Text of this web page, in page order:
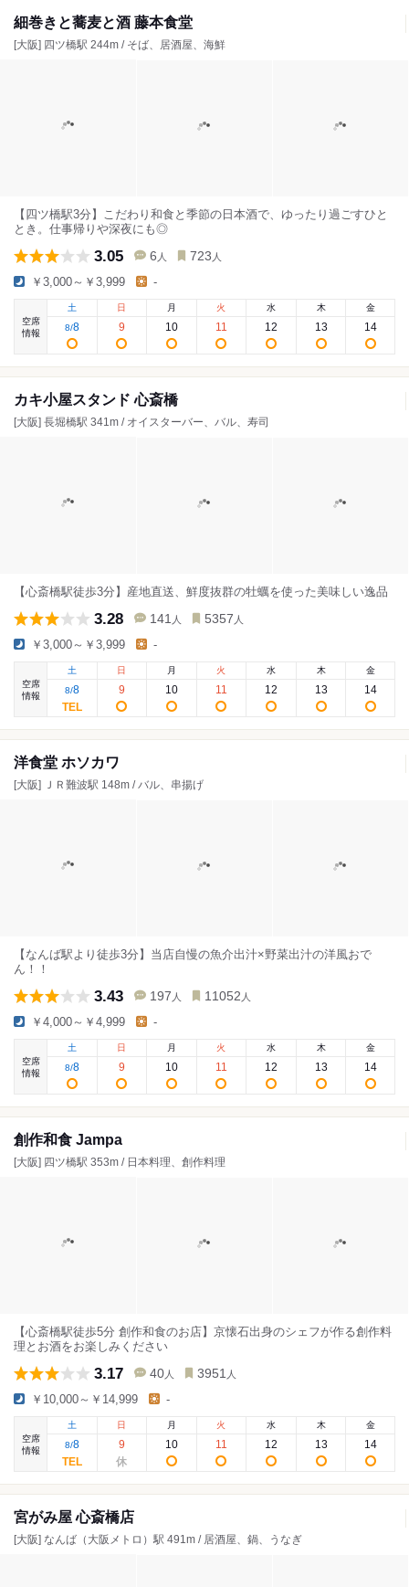
細巻きと蕎麦と酒 藤本食堂
[大阪] 四ツ橋駅 244m / そば、居酒屋、海鮮
【四ツ橋駅3分】こだわり和食と季節の日本酒で、ゆったり過ごすひと
とき。仕事帰りや深夜にも◎
3.05 6 人 723 人
￥3,000～￥3,999 -
空席
情報
土
8/8
日
9
月
10
火
11
水
12
木
13
金
14
カキ小屋スタンド 心斎橋
[大阪] 長堀橋駅 341m / オイスターバー、バル、寿司
【心斎橋駅徒歩3分】産地直送、鮮度抜群の牡蠣を使った美味しい逸品
3.28 141 人 5357 人
￥3,000～￥3,999 -
空席
情報
土
8/8
日
9
月
10
火
11
水
12
木
13
金
14
洋食堂 ホソカワ
[大阪] ＪＲ難波駅 148m / バル、串揚げ
【なんば駅より徒歩3分】当店自慢の魚介出汁×野菜出汁の洋風おで
ん！！
3.43 197 人 11052 人
￥4,000～￥4,999 -
空席
情報
土
8/8
日
9
月
10
火
11
水
12
木
13
金
14
創作和食 Jampa
[大阪] 四ツ橋駅 353m / 日本料理、創作料理
【心斎橋駅徒歩5分 創作和食のお店】京懐石出身のシェフが作る創作料
理とお酒をお楽しみください
3.17 40 人 3951 人
￥10,000～￥14,999 -
空席
情報
土
8/8
日
9
月
10
火
11
水
12
木
13
金
14
宮がみ屋 心斎橋店
[大阪] なんば（大阪メトロ）駅 491m / 居酒屋、鍋、うなぎ